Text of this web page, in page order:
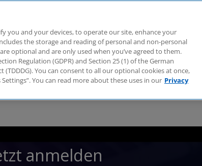
you and your devices, to operate our site, enhance your
the storage and reading of personal and non-personal
optional and are only used when you’ve agreed to them.
Regulation (GDPR) and Section 25 (1) of the German
You can consent to all our optional cookies at once,
You can read more about these uses in our Privacy